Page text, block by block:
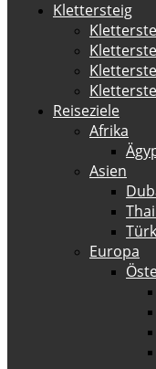
Klettersteig
Reiseziele
Afrika
Asien
Europa